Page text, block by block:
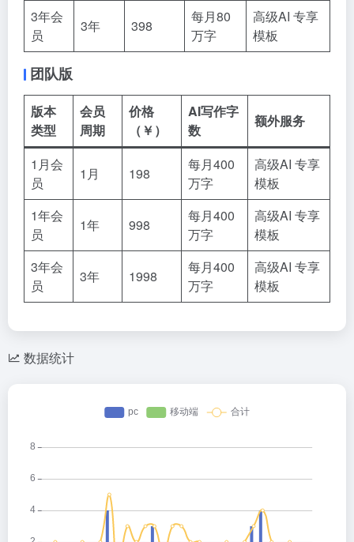
3年会
员
3年 398
每月80
万字
高级AI 专享
模板
团队版
版本
类型
会员
周期
价格
（￥）
AI写作字
数
额外服务
1月会
员
1月 198
每月400
万字
高级AI 专享
模板
1年会
员
1年 998
每月400
万字
高级AI 专享
模板
3年会
员
3年 1998
每月400
万字
高级AI 专享
模板
数据统计